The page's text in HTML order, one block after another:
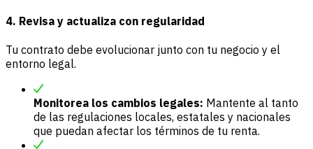
4. Revisa y actualiza con regularidad
Tu contrato debe evolucionar junto con tu negocio y el
entorno legal.
Monitorea los cambios legales: Mantente al tanto
de las regulaciones locales, estatales y nacionales
que puedan afectar los términos de tu renta.